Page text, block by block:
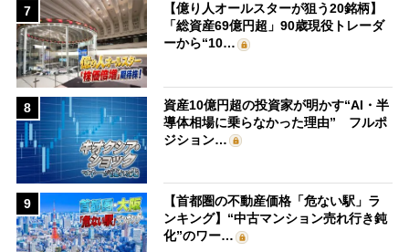
7
【億り人オールスターが狙う20銘柄】
「総資産69億円超」90歳現役トレーダ
ーから“10…
8
資産10億円超の投資家が明かす“AI・半
導体相場に乗らなかった理由” フルポ
ジション…
9
【首都圏の不動産価格「危ない駅」ラ
ンキング】“中古マンション売れ行き鈍
化”のワー…